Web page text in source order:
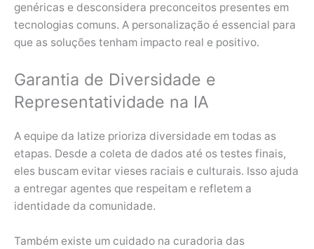
genéricas e desconsidera preconceitos presentes em
tecnologias comuns. A personalização é essencial para
que as soluções tenham impacto real e positivo.
Garantia de Diversidade e
Representatividade na IA
A equipe da Iatize prioriza diversidade em todas as
etapas. Desde a coleta de dados até os testes finais,
eles buscam evitar vieses raciais e culturais. Isso ajuda
a entregar agentes que respeitam e refletem a
identidade da comunidade.
Também existe um cuidado na curadoria das